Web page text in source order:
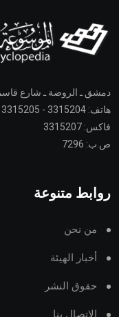
دمشق ـ الروضة ـ شارع قاسم
هاتف: 3315204 - 3315205
فاكس: 3315207
ص.ب: 7296
روابط متنوعة
من نحن
أخبار الهيئة
حقوق النشر
الاتصال بنا